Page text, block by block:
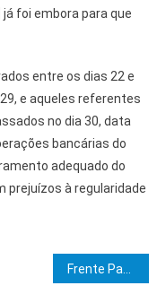
foi embora para que
entre os dias 22 e
e aqueles referentes
no dia 30, data
bancárias do
adequado do
prejuízos à regularidade